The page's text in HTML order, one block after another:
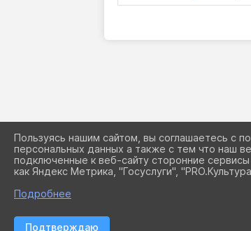
Пользуясь нашим сайтом, вы соглашаетесь с
персональных данных а также с тем что наш
подключенные к веб-сайту сторонние
как Яндекс Метрика, "Госуслуги",
Подробнее
Подтверждаю